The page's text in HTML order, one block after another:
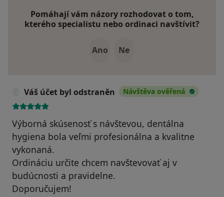
Pomáhají vám názory rozhodovat o tom,
kterého specialistu nebo ordinaci navštívit?
Ano Ne
Váš účet byl odstraněn Návštěva ověřená
Výborná skúsenosť s návštevou, dentálna
hygiena bola veľmi profesionálna a kvalitne
vykonaná.
Ordináciu určite chcem navštevovať aj v
budúcnosti a pravidelne.
Doporučujem!